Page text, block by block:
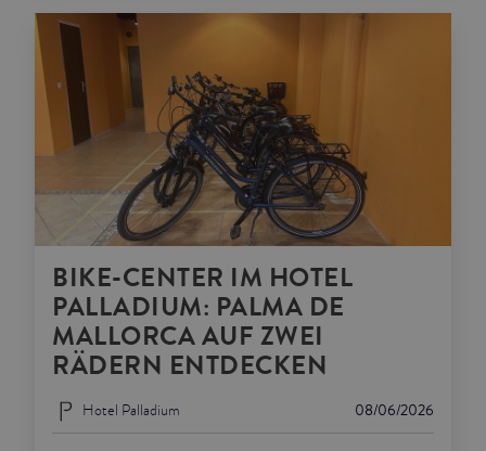
BIKE-CENTER IM HOTEL
PALLADIUM: PALMA DE
MALLORCA AUF ZWEI
RÄDERN ENTDECKEN
08/06/2026
Hotel Palladium